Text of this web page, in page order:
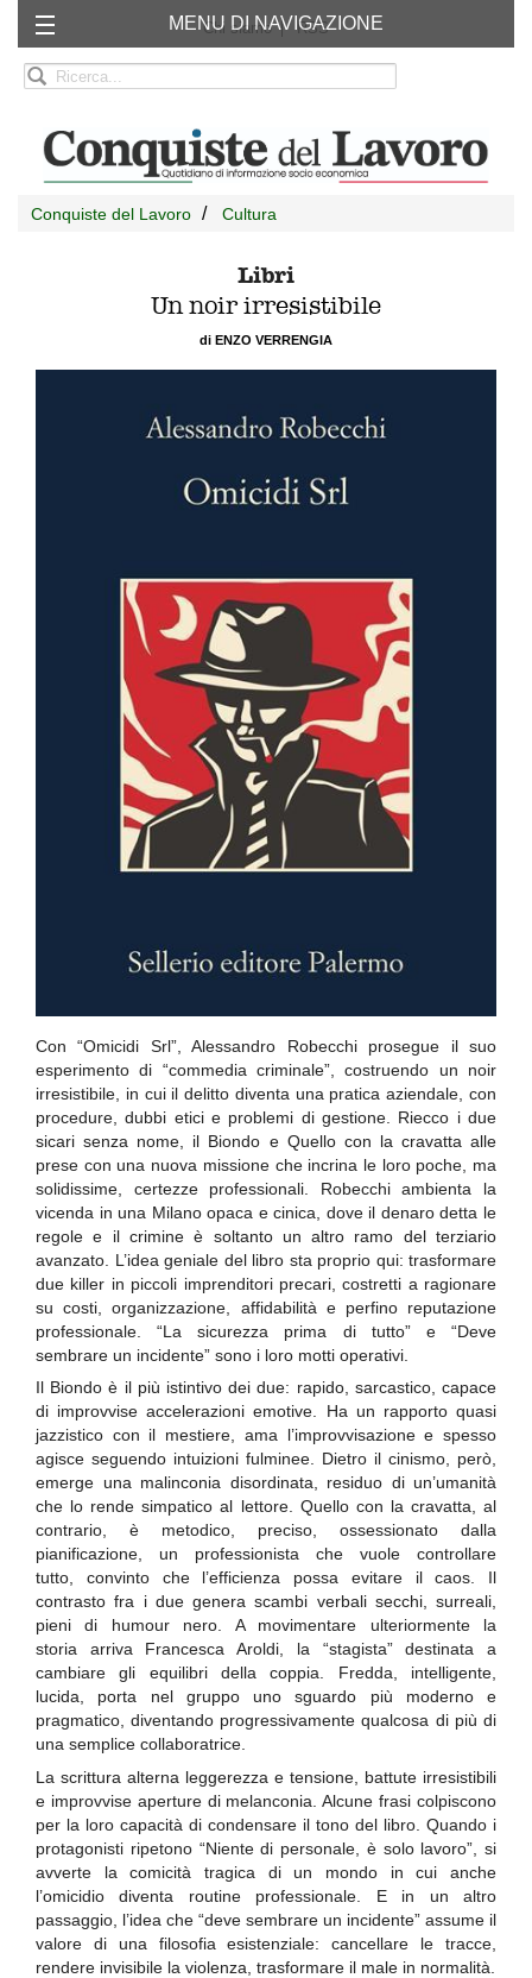
Chi siamo RSS
MENU DI NAVIGAZIONE
Conquiste del Lavoro Cultura
Libri
Un noir irresistibile
di ENZO VERRENGIA
Con “Omicidi Srl”, Alessandro Robecchi prosegue il suo
esperimento di “commedia criminale”, costruendo un noir
irresistibile, in cui il delitto diventa una pratica aziendale, con
procedure, dubbi etici e problemi di gestione. Riecco i due
sicari senza nome, il Biondo e Quello con la cravatta alle
prese con una nuova missione che incrina le loro poche, ma
solidissime, certezze professionali. Robecchi ambienta la
vicenda in una Milano opaca e cinica, dove il denaro detta le
regole e il crimine è soltanto un altro ramo del terziario
avanzato. L’idea geniale del libro sta proprio qui: trasformare
due killer in piccoli imprenditori precari, costretti a ragionare
su costi, organizzazione, affidabilità e perfino reputazione
professionale. “La sicurezza prima di tutto” e “Deve
sembrare un incidente” sono i loro motti operativi.
Il Biondo è il più istintivo dei due: rapido, sarcastico, capace
di improvvise accelerazioni emotive. Ha un rapporto quasi
jazzistico con il mestiere, ama l’improvvisazione e spesso
agisce seguendo intuizioni fulminee. Dietro il cinismo, però,
emerge una malinconia disordinata, residuo di un’umanità
che lo rende simpatico al lettore. Quello con la cravatta, al
contrario, è metodico, preciso, ossessionato dalla
pianificazione, un professionista che vuole controllare
tutto, convinto che l’efficienza possa evitare il caos. Il
contrasto fra i due genera scambi verbali secchi, surreali,
pieni di humour nero. A movimentare ulteriormente la
storia arriva Francesca Aroldi, la “stagista” destinata a
cambiare gli equilibri della coppia. Fredda, intelligente,
lucida, porta nel gruppo uno sguardo più moderno e
pragmatico, diventando progressivamente qualcosa di più di
una semplice collaboratrice.
La scrittura alterna leggerezza e tensione, battute irresistibili
e improvvise aperture di melanconia. Alcune frasi colpiscono
per la loro capacità di condensare il tono del libro. Quando i
protagonisti ripetono “Niente di personale, è solo lavoro”, si
avverte la comicità tragica di un mondo in cui anche
l’omicidio diventa routine professionale. E in un altro
passaggio, l’idea che “deve sembrare un incidente” assume il
valore di una filosofia esistenziale: cancellare le tracce,
rendere invisibile la violenza, trasformare il male in normalità.